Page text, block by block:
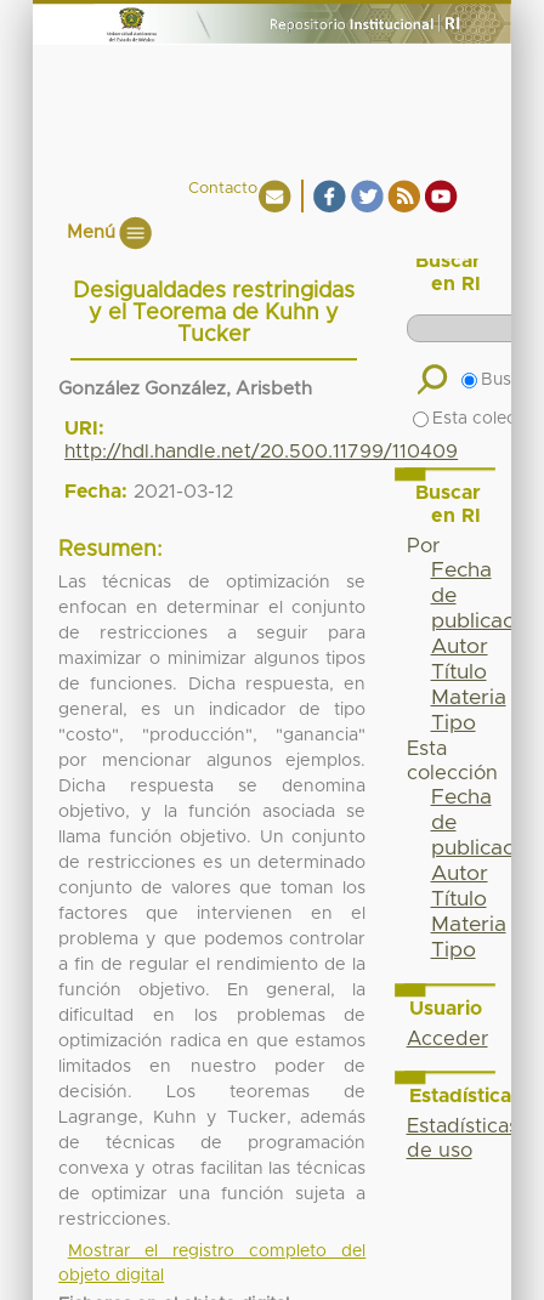
Contacto
Menú
Desigualdades restringidas
y el Teorema de Kuhn y
Tucker
González González, Arisbeth
URI:
http://hdl.handle.net/20.500.11799/110409
Fecha: 2021-03-12
Resumen:
Las técnicas de optimización se
enfocan en determinar el conjunto
de restricciones a seguir para
maximizar o minimizar algunos tipos
de funciones. Dicha respuesta, en
general, es un indicador de tipo
"costo", "producción", "ganancia"
por mencionar algunos ejemplos.
Dicha respuesta se denomina
objetivo, y la función asociada se
llama función objetivo. Un conjunto
de restricciones es un determinado
conjunto de valores que toman los
factores que intervienen en el
problema y que podemos controlar
a fin de regular el rendimiento de la
función objetivo. En general, la
dificultad en los problemas de
optimización radica en que estamos
limitados en nuestro poder de
decisión. Los teoremas de
Lagrange, Kuhn y Tucker, además
de técnicas de programación
convexa y otras facilitan las técnicas
de optimizar una función sujeta a
restricciones.
Mostrar el registro completo del
objeto digital
Buscar
en RI
Buscar
Esta
Buscar
en RI
Por
Fecha
de
publicación
Autor
Título
Materia
Tipo
Esta
colección
Fecha
de
publicación
Autor
Título
Materia
Tipo
Usuario
Acceder
Estadísticas
Estadísticas
de uso